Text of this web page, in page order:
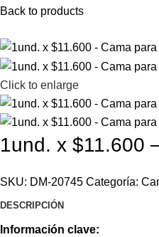
Back to products
Click to enlarge
1und. x $11.600
SKU: DM-20745 Categoría:
DESCRIPCIÓN
Información clave: